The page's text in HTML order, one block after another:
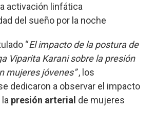
activación linfática
del sueño por la noche
“El impacto de la postura de
Viparita Karani sobre la presión
mujeres jóvenes”, los
dedicaron a observar el impacto
presión arterial de mujeres